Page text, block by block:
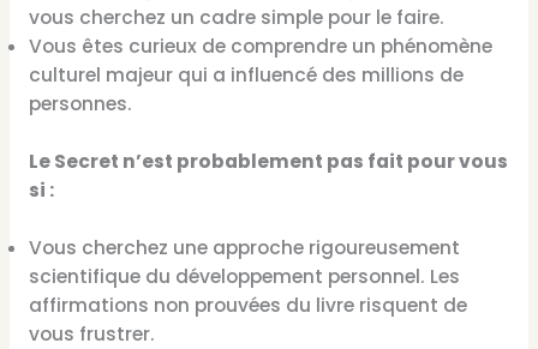
vous cherchez un cadre simple pour le faire.
Vous êtes curieux de comprendre un phénomène
culturel majeur qui a influencé des millions de
personnes.
Le Secret n’est probablement pas fait pour vous
si :
Vous cherchez une approche rigoureusement
scientifique du développement personnel. Les
affirmations non prouvées du livre risquent de
vous frustrer.